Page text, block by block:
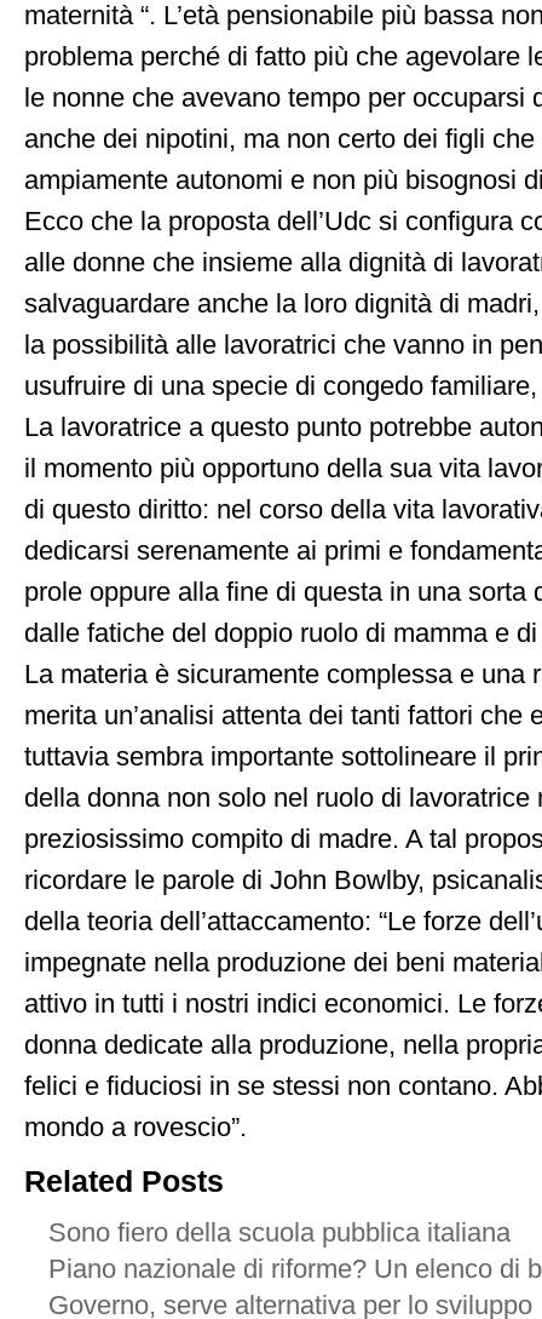
maternità “. L’età pensionabile più bassa
problema perché di fatto più che agevolare
le nonne che avevano tempo per occuparsi
anche dei nipotini, ma non certo dei figli
ampiamente autonomi e non più bisognosi
Ecco che la proposta dell’Udc si configura
alle donne che insieme alla dignità di
salvaguardare anche la loro dignità di
la possibilità alle lavoratrici che vanno in
usufruire di una specie di congedo
La lavoratrice a questo punto potrebbe
il momento più opportuno della sua vita
di questo diritto: nel corso della vita
dedicarsi serenamente ai primi e
prole oppure alla fine di questa in una sorta
dalle fatiche del doppio ruolo di mamma e
La materia è sicuramente complessa e una
merita un’analisi attenta dei tanti fattori che
tuttavia sembra importante sottolineare il
della donna non solo nel ruolo di lavoratrice
preziosissimo compito di madre. A tal
ricordare le parole di John Bowlby,
della teoria dell’attaccamento: “Le forze
impegnate nella produzione dei beni
attivo in tutti i nostri indici economici. Le
donna dedicate alla produzione, nella
felici e fiduciosi in se stessi non contano.
mondo a rovescio”.
Related Posts
Sono fiero della scuola pubblica italiana
Piano nazionale di riforme? Un elenco di
Governo, serve alternativa per lo sviluppo